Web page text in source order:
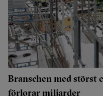
Branschen med störst
förlorar miljarder